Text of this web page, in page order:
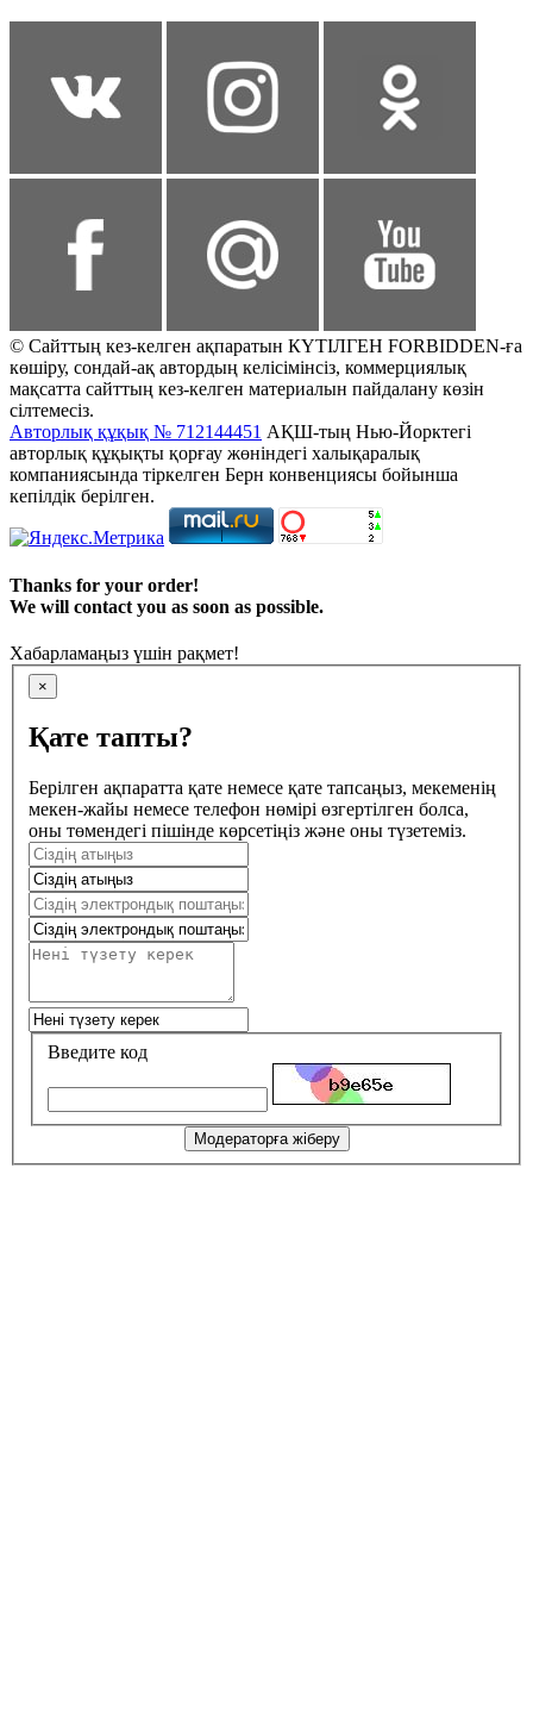
© Сайттың кез-келген ақпаратын КҮТІЛГЕН FORBIDDEN-ға
көшіру, сондай-ақ автордың келісімінсіз, коммерциялық
мақсатта сайттың кез-келген материалын пайдалану көзін
сілтемесіз.
Авторлық құқық № 712144451 АҚШ-тың Нью-Йорктегі
авторлық құқықты қорғау жөніндегі халықаралық
компаниясында тіркелген Берн конвенциясы бойынша
кепілдік берілген.
Thanks for your order!
We will contact you as soon as possible.
Хабарламаңыз үшін рақмет!
×
Қате тапты?
Берілген ақпаратта қате немесе қате тапсаңыз, мекеменің
мекен-жайы немесе телефон нөмірі өзгертілген болса,
оны төмендегі пішінде көрсетіңіз және оны түзетеміз.
Введите код
Модераторға жіберу